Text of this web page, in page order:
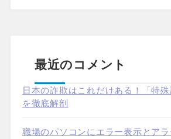
最近のコメント
日本の詐欺はこれだけある！「特
を徹底解剖
職場のパソコンにエラー表示とア